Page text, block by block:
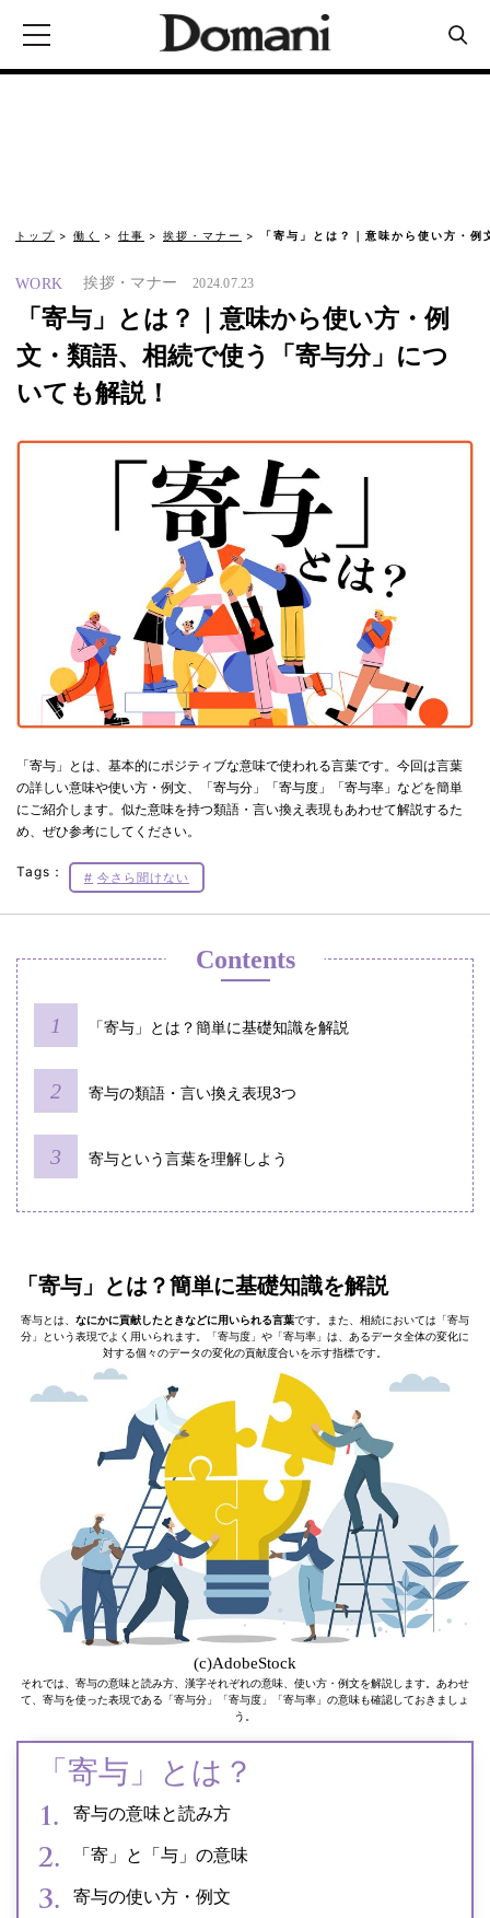
トップ 働く 仕事 挨拶・マナー 「寄与」とは？｜意味から使い方・
WORK 挨拶・マナー 2024.07.23
「寄与」とは？｜意味から使い方・例
文・類語、相続で使う「寄与分」につ
いても解説！
「寄与」とは、基本的にポジティブな意味で使われる言葉です。今回は言葉
の詳しい意味や使い方・例文、「寄与分」「寄与度」「寄与率」などを簡単
にご紹介します。似た意味を持つ類語・言い換え表現もあわせて解説するた
め、ぜひ参考にしてください。
Tags： 今さら聞けない
Contents
「寄与」とは？簡単に基礎知識を解説
寄与の類語・言い換え表現3つ
寄与という言葉を理解しよう
「寄与」とは？簡単に基礎知識を解説
寄与とは、 なにかに貢献したときなどに用いられる言葉です。また、相続においては「寄与
分」という表現でよく用いられます。「寄与度」や「寄与率」は、あるデータ全体の変化に
対する個々のデータの変化の貢献度合いを示す指標です。
(c)AdobeStock
それでは、寄与の意味と読み方、漢字それぞれの意味、使い方・例文を解説します。あわせ
て、寄与を使った表現である「寄与分」「寄与度」「寄与率」の意味も確認しておきましょ
う。
「寄与」とは？
寄与の意味と読み方
「寄」と「与」の意味
寄与の使い方・例文